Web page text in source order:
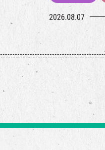
2026.08.07